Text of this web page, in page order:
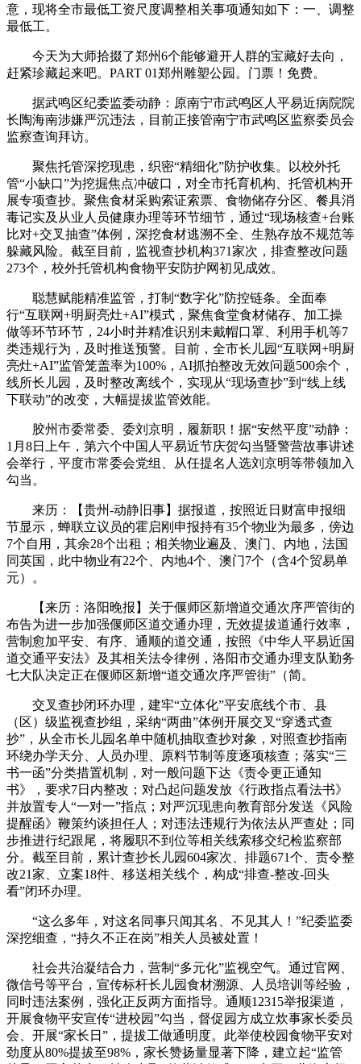
意，现将全市最低工资尺度调整相关事项通知如下：一、调整
最低工。
今天为大师拾掇了郑州6个能够避开人群的宝藏好去向，
赶紧珍藏起来吧。PART 01郑州雕塑公园。门票！免费。
据武鸣区纪委监委动静：原南宁市武鸣区人平易近病院院
长陶海南涉嫌严沉违法，目前正接管南宁市武鸣区监察委员会
监察查询拜访。
聚焦托管深挖现患，织密“精细化”防护收集。以校外托
管“小缺口”为挖掘焦点冲破口，对全市托育机构、托管机构开
展专项查抄。聚焦食材采购索证索票、食物储存分区、餐具消
毒记实及从业人员健康办理等环节细节，通过“现场核查+台账
比对+交叉抽查”体例，深挖食材逃溯不全、生熟存放不规范等
躲藏风险。截至目前，监视查抄机构371家次，排查整改问题
273个，校外托管机构食物平安防护网初见成效。
聪慧赋能精准监管，打制“数字化”防控链条。全面奉
行“互联网+明厨亮灶+AI”模式，聚焦食堂食材储存、加工操
做等环节环节，24小时并精准识别未戴帽口罩、利用手机等7
类违规行为，及时推送预警。目前，全市长儿园“互联网+明厨
亮灶+AI”监管笼盖率为100%，AI抓拍整改无效问题500余个，
线所长儿园，及时整改离线个，实现从“现场查抄”到“线上线
下联动”的改变，大幅提拔监管效能。
胶州市委常委、委刘京明，履新职！据“安然平度”动静：
1月8日上午，第六个中国人平易近节庆贺勾当暨警营故事讲述
会举行，平度市常委会党组、从任提名人选刘京明等带领加入
勾当。
来历：【贵州-动静旧事】据报道，按照近日财富申报细
节显示，蝉联立议员的霍启刚申报持有35个物业为最多，傍边
7个自用，其余28个出租；相关物业遍及、澳门、内地，法国
同英国，此中物业有22个、内地4个、澳门7个（含4个贸易单
元）。
【来历：洛阳晚报】关于偃师区新增道交通次序严管街的
布告为进一步加强偃师区道交通办理，无效提拔道通行效率，
营制愈加平安、有序、通顺的道交通，按照《中华人平易近国
道交通平安法》及其相关法令律例，洛阳市交通办理支队勤务
七大队决定正在偃师区新增“道交通次序严管街”（简。
交叉查抄闭环办理，建牢“立体化”平安底线个市、县
（区）级监视查抄组，采纳“两曲”体例开展交叉“穿透式查
抄”，从全市长儿园名单中随机抽取查抄对象，对照查抄指南
环绕办学天分、人员办理、原料节制等度逐项核查；落实“三
书一函”分类措置机制，对一般问题下达《责令更正通知
书》，要求7日内整改；对凸起问题发放《行政指点看法书》
并放置专人“一对一”指点；对严沉现患向教育部分发送《风险
提醒函》鞭策约谈担任人；对违法违规行为依法从严查处；同
步推进行纪跟尾，将履职不到位等相关线索移交纪检监察部
分。截至目前，累计查抄长儿园604家次、排题671个、责令整
改21家、立案18件、移送相关线个，构成“排查-整改-回头
看”闭环办理。
“这么多年，对这名同事只闻其名、不见其人！”纪委监委
深挖细查，“持久不正在岗”相关人员被处置！
社会共治凝结合力，营制“多元化”监视空气。通过官网、
微信号等平台，宣传标杆长儿园食材溯源、人员培训等经验，
同时违法案例，强化正反两方面指导。通顺12315举报渠道，
开展食物平安宣传“进校园”勾当，督促园方成立炊事家长委员
会、开展“家长日”，提拔工做通明度。此举使校园食物平安对
劲度从80%提拔至98%，家长赞扬量显著下降，建立起“监管